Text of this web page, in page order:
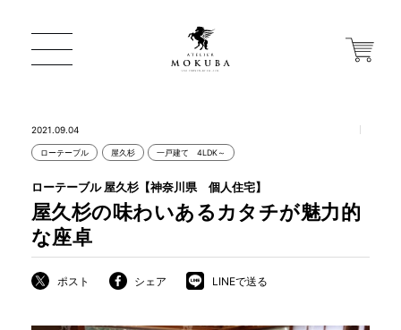
店舗から探す
一枚板 ATELIER MOKUBA HOME
2021.09.04
ローテーブル 屋久杉 一戸建て 4LDK～
屋久杉の味わいあるカタチが魅力的
な座卓
ローテーブル 屋久杉【神奈川県 個人住宅】
ポスト シェア LINEで送る